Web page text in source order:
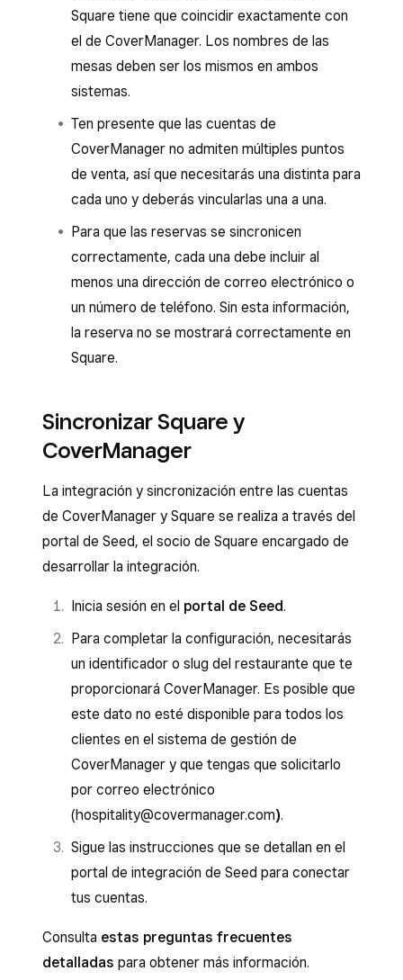
Square tiene que coincidir exactamente con
el de CoverManager. Los nombres de las
mesas deben ser los mismos en ambos
sistemas.
Ten presente que las cuentas de
CoverManager no admiten múltiples puntos
de venta, así que necesitarás una distinta para
cada uno y deberás vincularlas una a una.
Para que las reservas se sincronicen
correctamente, cada una debe incluir al
menos una dirección de correo electrónico o
un número de teléfono. Sin esta información,
la reserva no se mostrará correctamente en
Square.
Sincronizar Square y
CoverManager
La integración y sincronización entre las cuentas
de CoverManager y Square se realiza a través del
portal de Seed, el socio de Square encargado de
desarrollar la integración.
Inicia sesión en el portal de Seed.
Para completar la configuración, necesitarás
un identificador o slug del restaurante que te
proporcionará CoverManager. Es posible que
este dato no esté disponible para todos los
clientes en el sistema de gestión de
CoverManager y que tengas que solicitarlo
por correo electrónico
(hospitality@covermanager.com).
Sigue las instrucciones que se detallan en el
portal de integración de Seed para conectar
tus cuentas.
Consulta estas preguntas frecuentes
detalladas para obtener más información.